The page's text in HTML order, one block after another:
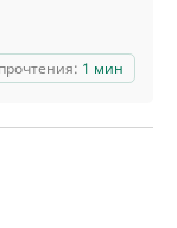
1 мин